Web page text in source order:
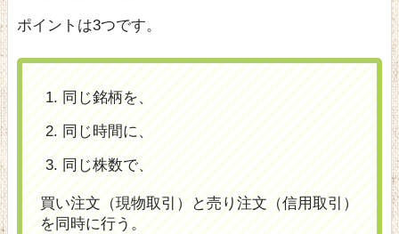
ポイントは3つです。
同じ銘柄を、
同じ時間に、
同じ株数で、
買い注文（現物取引）と売り注文（信用取引）
を同時に行う。